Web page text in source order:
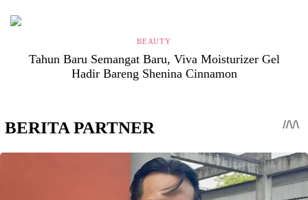
BEAUTY
Tahun Baru Semangat Baru, Viva Moisturizer Gel
Hadir Bareng Shenina Cinnamon